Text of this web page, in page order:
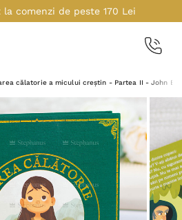
comenzi de peste 170 Lei
călatorie a micului creștin - Partea II - John